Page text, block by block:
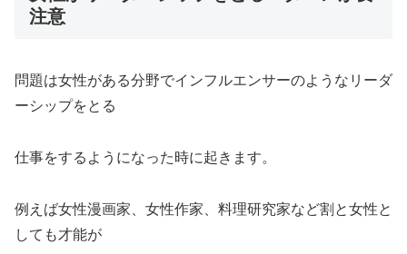
注意
問題は女性がある分野でインフルエンサーのようなリーダ
ーシップをとる
仕事をするようになった時に起きます。
例えば女性漫画家、女性作家、料理研究家など割と女性と
しても才能が